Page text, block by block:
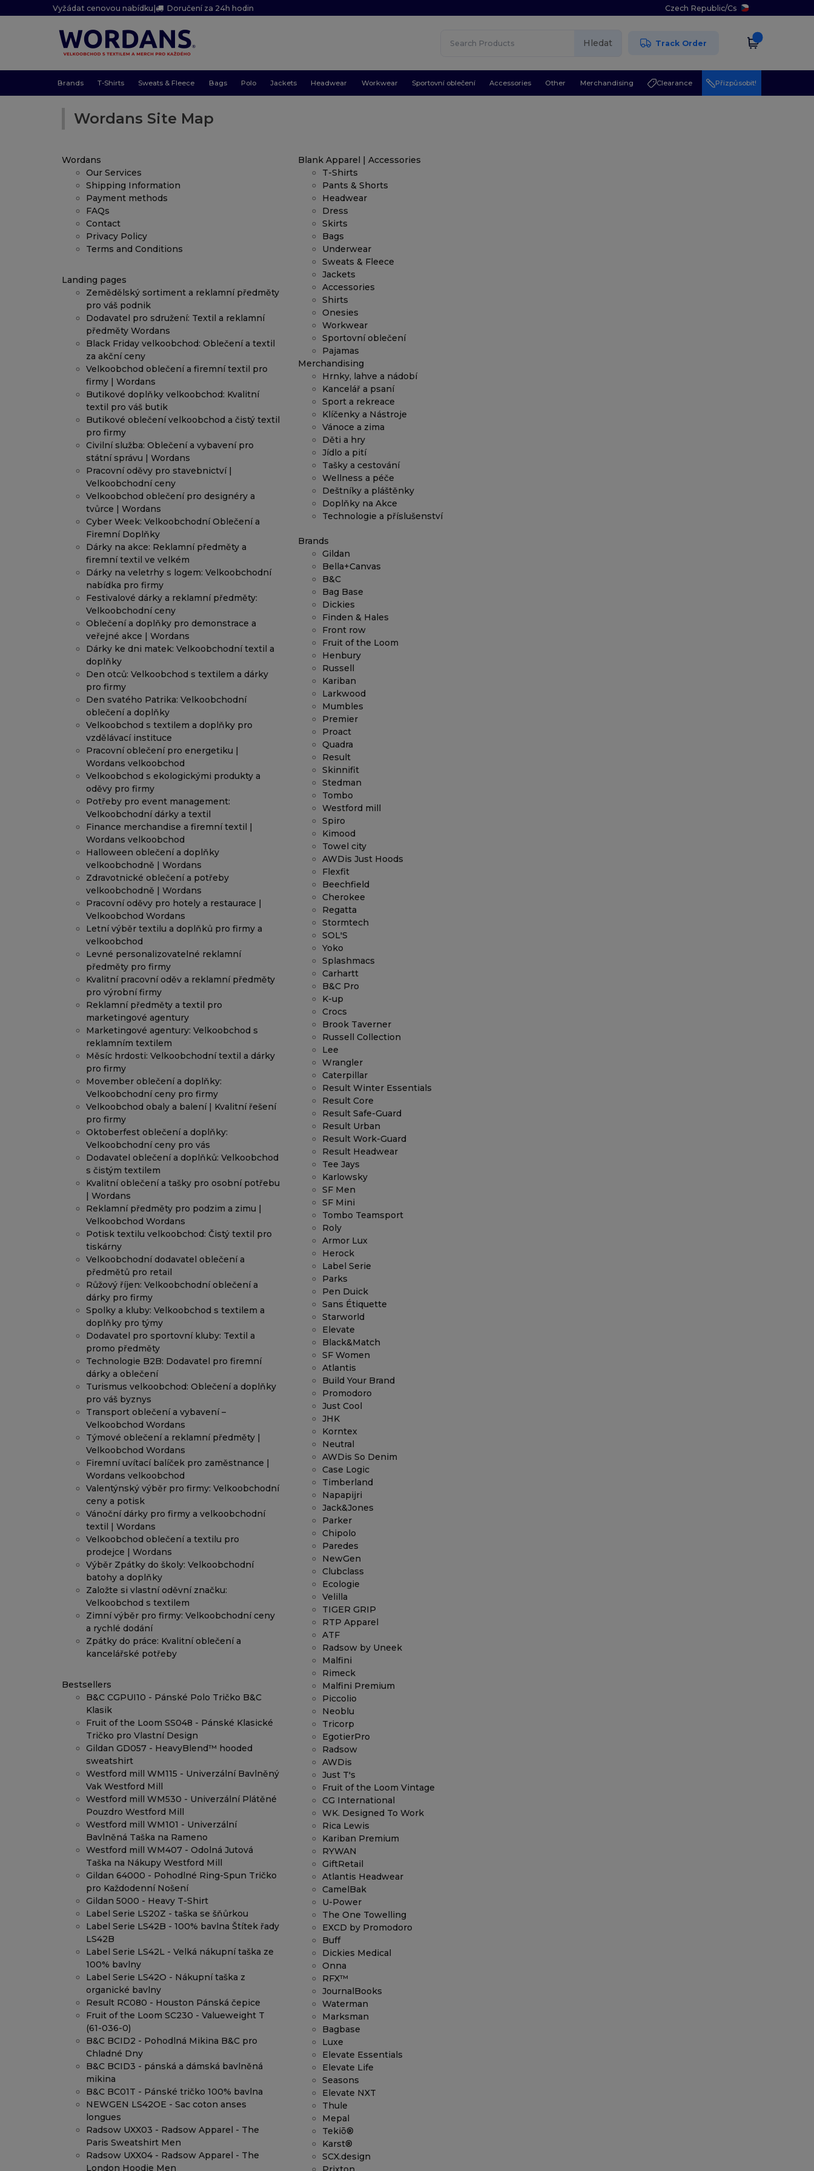
Vyžádat cenovou nabídku| Doručení za 24h hodin Czech Republic/Cs
Hledat Track Order
Brands T-Shirts Sweats & Fleece Bags Polo Jackets Headwear Workwear Sportovní oblečení Accessories Other Merchandising Clearance Přizpůsobit!
Wordans Site Map
Wordans
Our Services
Shipping Information
Payment methods
FAQs
Contact
Privacy Policy
Terms and Conditions
Landing pages
Zemědělský sortiment a reklamní předměty
pro váš podnik
Dodavatel pro sdružení: Textil a reklamní
předměty Wordans
Black Friday velkoobchod: Oblečení a textil
za akční ceny
Velkoobchod oblečení a firemní textil pro
firmy | Wordans
Butikové doplňky velkoobchod: Kvalitní
textil pro váš butik
Butikové oblečení velkoobchod a čistý textil
pro firmy
Civilní služba: Oblečení a vybavení pro
státní správu | Wordans
Pracovní oděvy pro stavebnictví |
Velkoobchodní ceny
Velkoobchod oblečení pro designéry a
tvůrce | Wordans
Cyber Week: Velkoobchodní Oblečení a
Firemní Doplňky
Dárky na akce: Reklamní předměty a
firemní textil ve velkém
Dárky na veletrhy s logem: Velkoobchodní
nabídka pro firmy
Festivalové dárky a reklamní předměty:
Velkoobchodní ceny
Oblečení a doplňky pro demonstrace a
veřejné akce | Wordans
Dárky ke dni matek: Velkoobchodní textil a
doplňky
Den otců: Velkoobchod s textilem a dárky
pro firmy
Den svatého Patrika: Velkoobchodní
oblečení a doplňky
Velkoobchod s textilem a doplňky pro
vzdělávací instituce
Pracovní oblečení pro energetiku |
Wordans velkoobchod
Velkoobchod s ekologickými produkty a
oděvy pro firmy
Potřeby pro event management:
Velkoobchodní dárky a textil
Finance merchandise a firemní textil |
Wordans velkoobchod
Halloween oblečení a doplňky
velkoobchodně | Wordans
Zdravotnické oblečení a potřeby
velkoobchodně | Wordans
Pracovní oděvy pro hotely a restaurace |
Velkoobchod Wordans
Letní výběr textilu a doplňků pro firmy a
velkoobchod
Levné personalizovatelné reklamní
předměty pro firmy
Kvalitní pracovní oděv a reklamní předměty
pro výrobní firmy
Reklamní předměty a textil pro
marketingové agentury
Marketingové agentury: Velkoobchod s
reklamním textilem
Měsíc hrdosti: Velkoobchodní textil a dárky
pro firmy
Movember oblečení a doplňky:
Velkoobchodní ceny pro firmy
Velkoobchod obaly a balení | Kvalitní řešení
pro firmy
Oktoberfest oblečení a doplňky:
Velkoobchodní ceny pro vás
Dodavatel oblečení a doplňků: Velkoobchod
s čistým textilem
Kvalitní oblečení a tašky pro osobní potřebu
| Wordans
Reklamní předměty pro podzim a zimu |
Velkoobchod Wordans
Potisk textilu velkoobchod: Čistý textil pro
tiskárny
Velkoobchodní dodavatel oblečení a
předmětů pro retail
Růžový říjen: Velkoobchodní oblečení a
dárky pro firmy
Spolky a kluby: Velkoobchod s textilem a
doplňky pro týmy
Dodavatel pro sportovní kluby: Textil a
promo předměty
Technologie B2B: Dodavatel pro firemní
dárky a oblečení
Turismus velkoobchod: Oblečení a doplňky
pro váš byznys
Transport oblečení a vybavení –
Velkoobchod Wordans
Týmové oblečení a reklamní předměty |
Velkoobchod Wordans
Firemní uvítací balíček pro zaměstnance |
Wordans velkoobchod
Valentýnský výběr pro firmy: Velkoobchodní
ceny a potisk
Vánoční dárky pro firmy a velkoobchodní
textil | Wordans
Velkoobchod oblečení a textilu pro
prodejce | Wordans
Výběr Zpátky do školy: Velkoobchodní
batohy a doplňky
Založte si vlastní oděvní značku:
Velkoobchod s textilem
Zimní výběr pro firmy: Velkoobchodní ceny
a rychlé dodání
Zpátky do práce: Kvalitní oblečení a
kancelářské potřeby
Bestsellers
B&C CGPUI10 - Pánské Polo Tričko B&C
Klasik
Fruit of the Loom SS048 - Pánské Klasické
Tričko pro Vlastní Design
Gildan GD057 - HeavyBlend™ hooded
sweatshirt
Westford mill WM115 - Univerzální Bavlněný
Vak Westford Mill
Westford mill WM530 - Univerzální Plátěné
Pouzdro Westford Mill
Westford mill WM101 - Univerzální
Bavlněná Taška na Rameno
Westford mill WM407 - Odolná Jutová
Taška na Nákupy Westford Mill
Gildan 64000 - Pohodlné Ring-Spun Tričko
pro Každodenní Nošení
Gildan 5000 - Heavy T-Shirt
Label Serie LS20Z - taška se šňůrkou
Label Serie LS42B - 100% bavlna Štítek řady
LS42B
Label Serie LS42L - Velká nákupní taška ze
100% bavlny
Label Serie LS42O - Nákupní taška z
organické bavlny
Result RC080 - Houston Pánská čepice
Fruit of the Loom SC230 - Valueweight T
(61-036-0)
B&C BCID2 - Pohodlná Mikina B&C pro
Chladné Dny
B&C BCID3 - pánská a dámská bavlněná
mikina
B&C BC01T - Pánské tričko 100% bavlna
NEWGEN LS42OE - Sac coton anses
longues
Radsow UXX03 - Radsow Apparel - The
Paris Sweatshirt Men
Radsow UXX04 - Radsow Apparel - The
London Hoodie Men
Blank Apparel | Accessories
T-Shirts
Pants & Shorts
Headwear
Dress
Skirts
Bags
Underwear
Sweats & Fleece
Jackets
Accessories
Shirts
Onesies
Workwear
Sportovní oblečení
Pajamas
Merchandising
Hrnky, lahve a nádobí
Kancelář a psaní
Sport a rekreace
Klíčenky a Nástroje
Vánoce a zima
Děti a hry
Jídlo a pití
Tašky a cestování
Wellness a péče
Deštníky a pláštěnky
Doplňky na Akce
Technologie a příslušenství
Brands
Gildan
Bella+Canvas
B&C
Bag Base
Dickies
Finden & Hales
Front row
Fruit of the Loom
Henbury
Russell
Kariban
Larkwood
Mumbles
Premier
Proact
Quadra
Result
Skinnifit
Stedman
Tombo
Westford mill
Spiro
Kimood
Towel city
AWDis Just Hoods
Flexfit
Beechfield
Cherokee
Regatta
Stormtech
SOL'S
Yoko
Splashmacs
Carhartt
B&C Pro
K-up
Crocs
Brook Taverner
Russell Collection
Lee
Wrangler
Caterpillar
Result Winter Essentials
Result Core
Result Safe-Guard
Result Urban
Result Work-Guard
Result Headwear
Tee Jays
Karlowsky
SF Men
SF Mini
Tombo Teamsport
Roly
Armor Lux
Herock
Label Serie
Parks
Pen Duick
Sans Étiquette
Starworld
Elevate
Black&Match
SF Women
Atlantis
Build Your Brand
Promodoro
Just Cool
JHK
Korntex
Neutral
AWDis So Denim
Case Logic
Timberland
Napapijri
Jack&Jones
Parker
Chipolo
Paredes
NewGen
Clubclass
Ecologie
Velilla
TIGER GRIP
RTP Apparel
ATF
Radsow by Uneek
Malfini
Rimeck
Malfini Premium
Piccolio
Neoblu
Tricorp
EgotierPro
Radsow
AWDis
Just T's
Fruit of the Loom Vintage
CG International
WK. Designed To Work
Rica Lewis
Kariban Premium
RYWAN
GiftRetail
Atlantis Headwear
CamelBak
U-Power
The One Towelling
EXCD by Promodoro
Buff
Dickies Medical
Onna
RFX™
JournalBooks
Waterman
Marksman
Bagbase
Luxe
Elevate Essentials
Elevate Life
Seasons
Elevate NXT
Thule
Mepal
Tekiō®
Karst®
SCX.design